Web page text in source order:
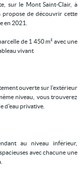
sur le Mont Saint-Clair, à
propose de découvrir cette
en 2021.
de 1 450 m² avec une
vivant
ouverte sur l’extérieur
niveau, vous trouverez
d'eau privative.
au niveau inférieur,
avec chacune une